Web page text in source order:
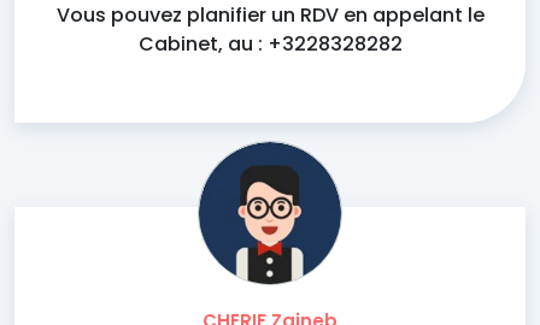
Vous pouvez planifier un RDV en appelant le
Cabinet, au : +3228328282